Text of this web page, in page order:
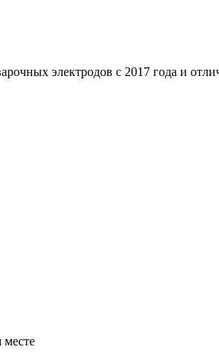
электродов с 2017 года и
месте